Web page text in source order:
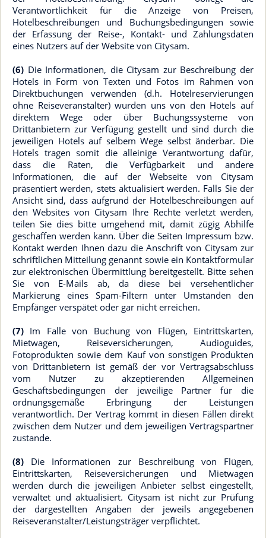
Verantwortlichkeit für die Anzeige von Preisen,
Hotelbeschreibungen und Buchungsbedingungen sowie
der Erfassung der Reise-, Kontakt- und Zahlungsdaten
eines Nutzers auf der Website von Citysam.
(6) Die Informationen, die Citysam zur Beschreibung der
Hotels in Form von Texten und Fotos im Rahmen von
Direktbuchungen verwenden (d.h. Hotelreservierungen
ohne Reiseveranstalter) wurden uns von den Hotels auf
direktem Wege oder über Buchungssysteme von
Drittanbietern zur Verfügung gestellt und sind durch die
jeweiligen Hotels auf selbem Wege selbst änderbar. Die
Hotels tragen somit die alleinige Verantwortung dafür,
dass die Raten, die Verfügbarkeit und andere
Informationen, die auf der Webseite von Citysam
präsentiert werden, stets aktualisiert werden. Falls Sie der
Ansicht sind, dass aufgrund der Hotelbeschreibungen auf
den Websites von Citysam Ihre Rechte verletzt werden,
teilen Sie dies bitte umgehend mit, damit zügig Abhilfe
geschaffen werden kann. Über die Seiten Impressum bzw.
Kontakt werden Ihnen dazu die Anschrift von Citysam zur
schriftlichen Mitteilung genannt sowie ein Kontaktformular
zur elektronischen Übermittlung bereitgestellt. Bitte sehen
Sie von E-Mails ab, da diese bei versehentlicher
Markierung eines Spam-Filtern unter Umständen den
Empfänger verspätet oder gar nicht erreichen.
(7) Im Falle von Buchung von Flügen, Eintrittskarten,
Mietwagen, Reiseversicherungen, Audioguides,
Fotoprodukten sowie dem Kauf von sonstigen Produkten
von Drittanbietern ist gemäß der vor Vertragsabschluss
vom Nutzer zu akzeptierenden Allgemeinen
Geschäftsbedingungen der jeweilige Partner für die
ordnungsgemäße Erbringung der Leistungen
verantwortlich. Der Vertrag kommt in diesen Fällen direkt
zwischen dem Nutzer und dem jeweiligen Vertragspartner
zustande.
(8) Die Informationen zur Beschreibung von Flügen,
Eintrittskarten, Reiseversicherungen und Mietwagen
werden durch die jeweiligen Anbieter selbst eingestellt,
verwaltet und aktualisiert. Citysam ist nicht zur Prüfung
der dargestellten Angaben der jeweils angegebenen
Reiseveranstalter/Leistungsträger verpflichtet.